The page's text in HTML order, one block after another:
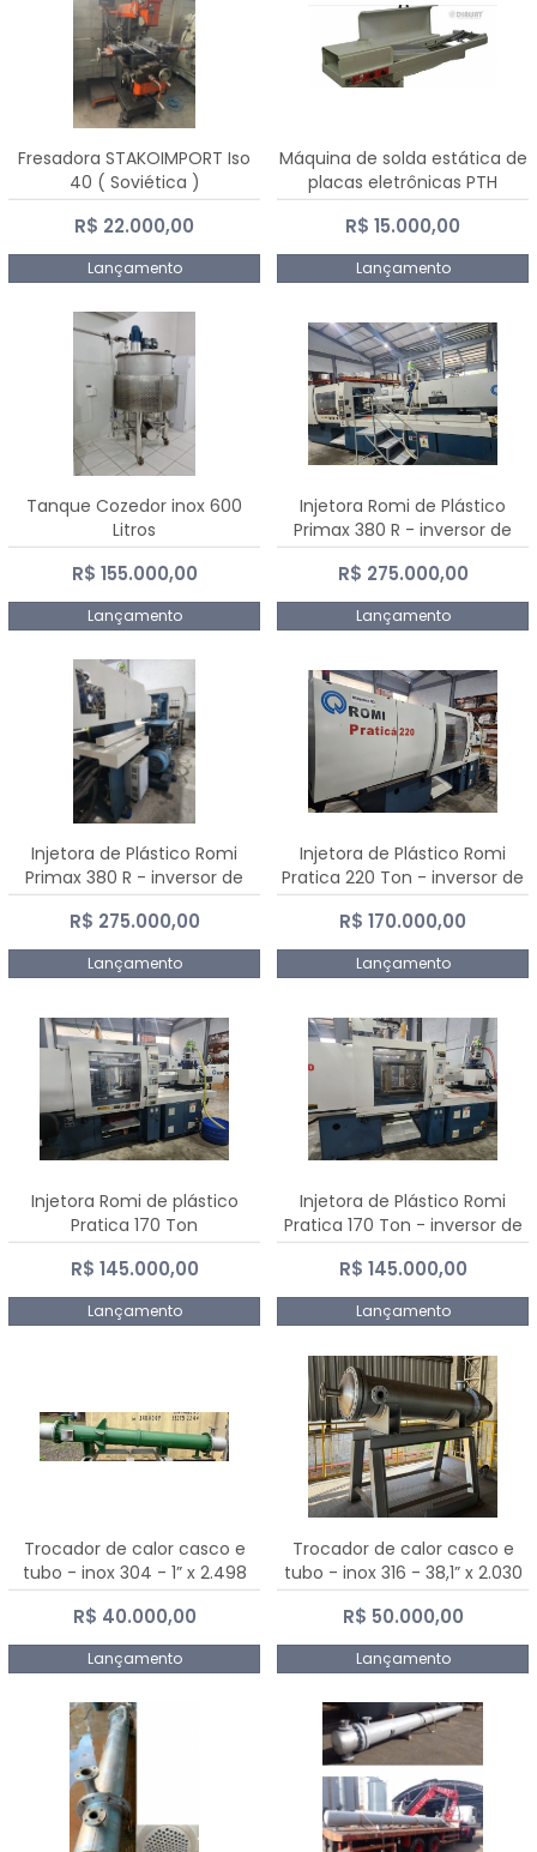
Fresadora STAKOIMPORT Iso
40 ( Soviética )
R$ 22.000,00
Lançamento
Máquina de solda estática de
placas eletrônicas PTH
DIALSAT
R$ 15.000,00
Lançamento
Tanque Cozedor inox 600
Litros
R$ 155.000,00
Lançamento
Injetora Romi de Plástico
Primax 380 R - inversor de
frequência NR 12 - 2008
R$ 275.000,00
Lançamento
Injetora de Plástico Romi
Primax 380 R - inversor de
frequência NR 12
R$ 275.000,00
Lançamento
Injetora de Plástico Romi
Pratica 220 Ton - inversor de
frequência NR 12
R$ 170.000,00
Lançamento
Injetora Romi de plástico
Pratica 170 Ton
R$ 145.000,00
Lançamento
Injetora de Plástico Romi
Pratica 170 Ton - inversor de
frequência NR 12
R$ 145.000,00
Lançamento
Trocador de calor casco e
tubo - inox 304 - 1” x 2.498
mm
R$ 40.000,00
Lançamento
Trocador de calor casco e
tubo - inox 316 - 38,1” x 2.030
mm
R$ 50.000,00
Lançamento